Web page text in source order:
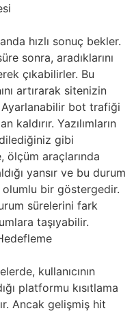
hızlı sonuç bekler.
sonra, aradıklarını
çıkabilirler. Bu
artırarak sitenizin
bot trafiği
Yazılımların
gibi
ölçüm araçlarında
yansır ve bu durum
olumlu bir göstergedir.
sürelerini fark
taşıyabilir.
kullanıcının
platformu kısıtlama
Ancak gelişmiş hit